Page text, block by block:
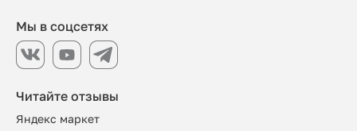
Читайте отзывы
Яндекс маркет
Мы в соцсетях